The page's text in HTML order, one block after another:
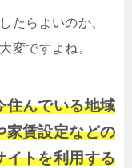
たらよいのか、
変ですよね。
住んでいる地域
家賃設定などの
イトを利用する